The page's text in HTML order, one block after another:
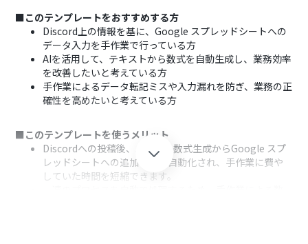
■このテンプレートをおすすめする方
Discord上の情報を基に、Google スプレッドシートへの
データ入力を手作業で行っている方
AIを活用して、テキストから数式を自動生成し、業務効率
を改善したいと考えている方
手作業によるデータ転記ミスや入力漏れを防ぎ、業務の正
確性を高めたいと考えている方
■このテンプレートを使うメリット
Discordへの投稿後、AIによる数式生成からGoogle スプ
レッドシートへの追加までが自動化され、手作業に費や
していた時間を短縮できます。